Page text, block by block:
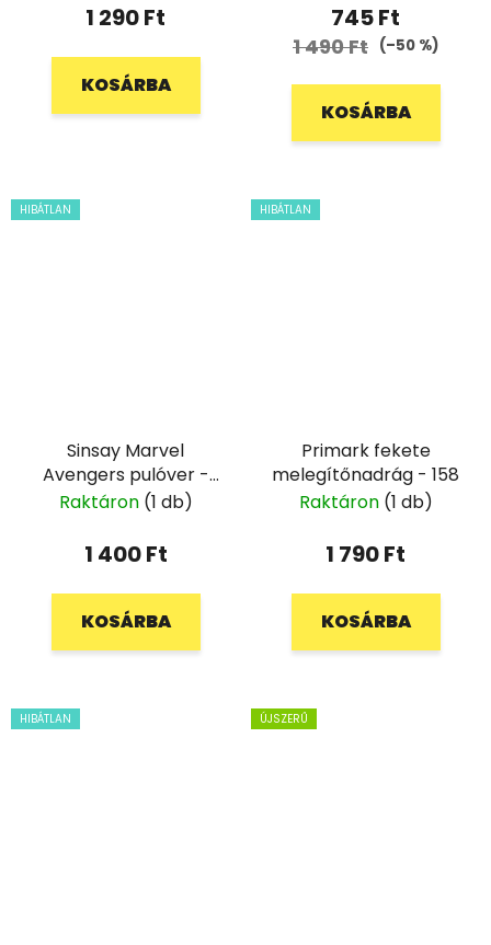
1 290 Ft
KOSÁRBA
745 Ft
1 490 Ft (–50 %)
KOSÁRBA
HIBÁTLAN
Sinsay Marvel
Avengers pulóver -
140
Raktáron (1 db)
1 400 Ft
KOSÁRBA
HIBÁTLAN
Primark fekete
melegítőnadrág - 158
Raktáron (1 db)
1 790 Ft
KOSÁRBA
HIBÁTLAN ÚJSZERŰ